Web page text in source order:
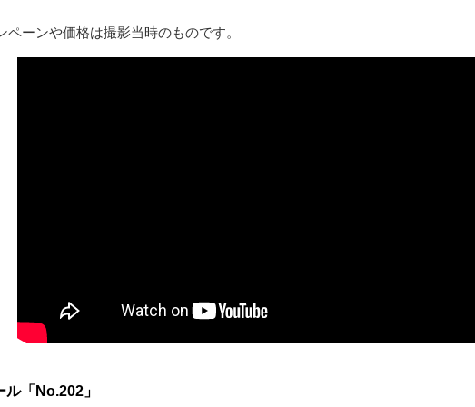
ーンや価格は撮影当時のものです。
「No.202」